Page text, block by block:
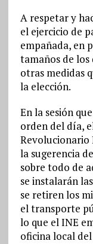
A respetar y
el ejercicio de
empañada, en
tamaños de
otras medidas
la elección.
En la sesión
orden del día,
Revolucionario
la sugerencia
sobre todo de
se instalarán
se retiren los
el transporte
lo que el INE
oficina local